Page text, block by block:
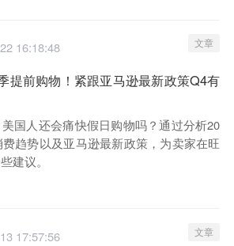
16:18:48 文章
提前购物！紧跟亚马逊最新政策Q4有
国人还会痛快假日购物吗？通过分析20
趋势以及亚马逊最新政策，为卖家在旺
建议。
17:57:56 文章